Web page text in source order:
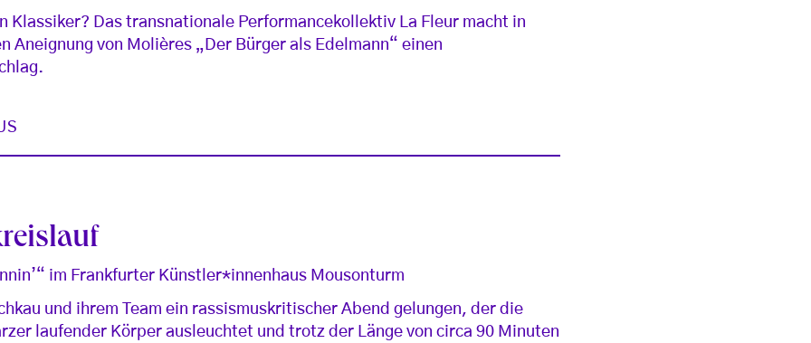
Klassiker? Das transnationale Performancekollektiv La Fleur macht in
Aneignung von Molières „Der Bürger als Edelmann“ einen
im Frankfurter Künstler*innenhaus Mousonturm
und ihrem Team ein rassismuskritischer Abend gelungen, der die
laufender Körper ausleuchtet und trotz der Länge von circa 90 Minuten